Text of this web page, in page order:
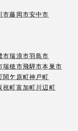
市藤岡市安中市
市瑞浪市羽島市
瑞穂市飛騨市本巣市
関ケ原町神戸町
祝町富加町川辺町